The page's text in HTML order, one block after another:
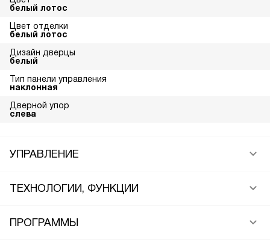
белый лотос
Цвет отделки
белый лотос
Дизайн дверцы
белый
Тип панели управления
наклонная
Дверной упор
слева
УПРАВЛЕНИЕ
ТЕХНОЛОГИИ, ФУНКЦИИ
ПРОГРАММЫ